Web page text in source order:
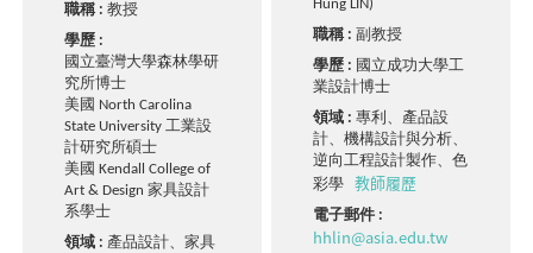
職稱 :教授
學歷 :
國立臺灣大學森林學研
究所博士
美國 North Carolina
State University 工業設
計研究所碩士
美國 Kendall College of
Art & Design 家具設計
系學士
領域 : 產品設計、家具
Hung LIN)
職稱 : 副教授
學歷 : 國立成功大學工
業設計博士
領域 :專利、產品設
計、機構設計與分析、
逆向工程設計製作、色
彩學教師履歷
電子郵件 :
hhlin@asia.edu.tw